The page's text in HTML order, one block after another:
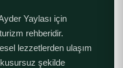
Yaylası için
rehberidir.
lezzetlerden ulaşım
şekilde